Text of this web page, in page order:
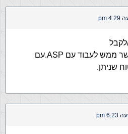
לקבל
בקשות, השאלה אם אפשר ממש לעבוד עם ASP.עם